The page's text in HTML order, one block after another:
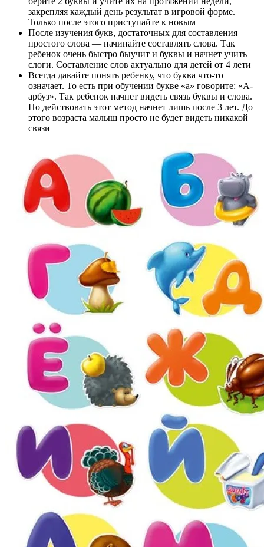
закрепляя каждый день результат в игровой форме.
Только после этого приступайте к новым
После изучения букв, достаточных для составления
простого слова — начинайте составлять слова. Так
ребенок очень быстро быучит и буквы и начнет учить
слоги. Составление слов актуально для детей от 4 лети
Всегда давайте понять ребенку, что буква что-то
означает. То есть при обучении букве «а» говорите: «А-
арбуз». Так ребенок начнет видеть связь буквы и слова.
Но действовать этот метод начнет лишь после 3 лет. До
этого возраста малыш просто не будет видеть никакой
связи